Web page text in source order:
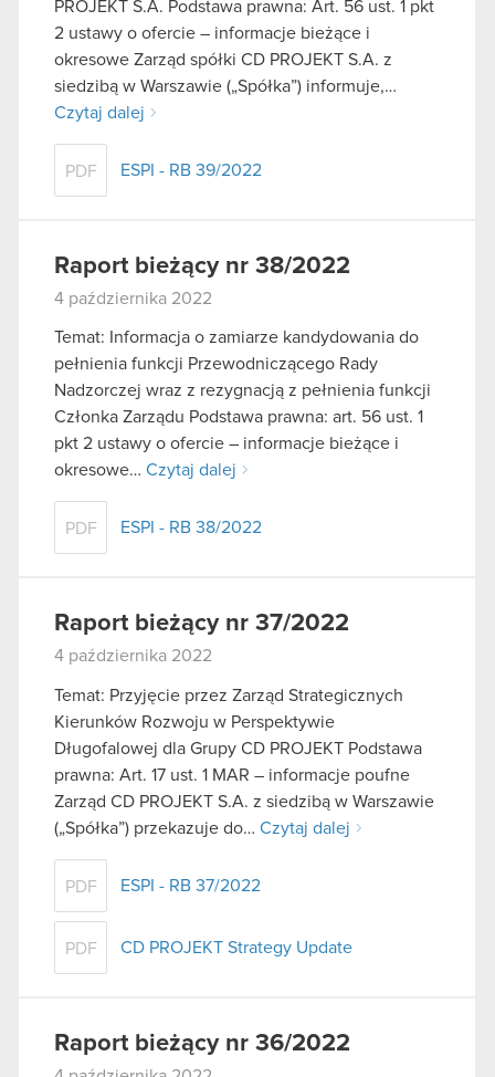
PROJEKT S.A. Podstawa prawna: Art. 56 ust. 1 pkt
2 ustawy o ofercie – informacje bieżące i
okresowe Zarząd spółki CD PROJEKT S.A. z
siedzibą w Warszawie („Spółka”) informuje,…
Czytaj dalej
PDF ESPI - RB 39/2022
Raport bieżący nr 38/2022
4 października 2022
Temat: Informacja o zamiarze kandydowania do
pełnienia funkcji Przewodniczącego Rady
Nadzorczej wraz z rezygnacją z pełnienia funkcji
Członka Zarządu Podstawa prawna: art. 56 ust. 1
pkt 2 ustawy o ofercie – informacje bieżące i
okresowe… Czytaj dalej
PDF ESPI - RB 38/2022
Raport bieżący nr 37/2022
4 października 2022
Temat: Przyjęcie przez Zarząd Strategicznych
Kierunków Rozwoju w Perspektywie
Długofalowej dla Grupy CD PROJEKT Podstawa
prawna: Art. 17 ust. 1 MAR – informacje poufne
Zarząd CD PROJEKT S.A. z siedzibą w Warszawie
(„Spółka”) przekazuje do… Czytaj dalej
PDF ESPI - RB 37/2022
PDF CD PROJEKT Strategy Update
Raport bieżący nr 36/2022